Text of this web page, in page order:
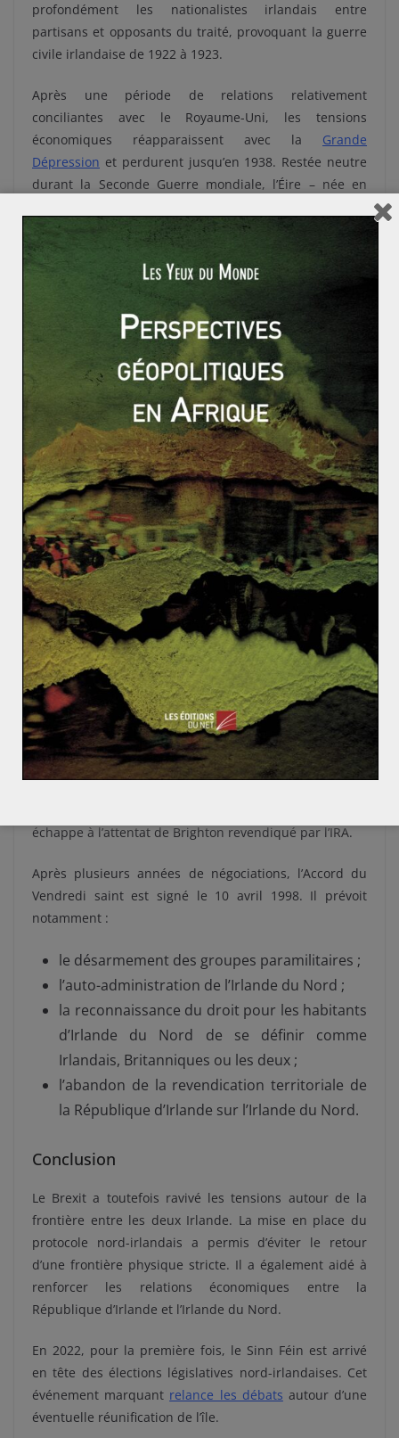
profondément les nationalistes irlandais entre
partisans et opposants du traité, provoquant la guerre
civile irlandaise de 1922 à 1923.
Après une période de relations relativement
conciliantes avec le Royaume-Uni, les tensions
économiques réapparaissent avec la Grande
Dépression et perdurent jusqu’en 1938. Restée neutre
durant la Seconde Guerre mondiale, l’Éire – née en
officiellement une république en 1948 avec le Republic
of Ireland Act et quitte le Commonwealth.
Des « Troubles » aux débats actuels sur la
réunification de l’Irlande (1960 à nos jours)
À la fin des années 1960, les catholiques d’Irlande du
Nord organisent des manifestations pacifiques pour
dénoncer les discriminations religieuses et politiques
dont ils sont victimes. En effet, la majorité protestante
du Nord relègue les républicains et nationalistes
irlandais catholiques au statut de citoyen de seconde
zone. Ils multiplient ainsi les discriminations
économiques, sociales et politiques depuis la scission
du territoire. En août 1969, le déploiement de l’armée
britannique marque le début d’un conflit de trente ans
appelé« The Troubles».
Le 30 janvier 1972, lors du « Bloody Sunday » à Derry,
des soldats britanniques tuent quatorze manifestants
catholiques alors qu’ils protestaient contre une loi
autorisant les arrestations arbitraires. En conséquence,
on assiste à l’intensification du conflit et à la
multiplication des attentats terroristes menés aussi
bien par des groupes républicains que loyalistes.
échappe à l’attentat de Brighton revendiqué par l’IRA.
Après plusieurs années de négociations, l’Accord du
Vendredi saint est signé le 10 avril 1998. Il prévoit
notamment :
le désarmement des groupes paramilitaires ;
l’auto-administration de l’Irlande du Nord ;
la reconnaissance du droit pour les habitants
d’Irlande du Nord de se définir comme
Irlandais, Britanniques ou les deux ;
l’abandon de la revendication territoriale de
la République d’Irlande sur l’Irlande du Nord.
Conclusion
Le Brexit a toutefois ravivé les tensions autour de la
frontière entre les deux Irlande. La mise en place du
protocole nord-irlandais a permis d’éviter le retour
d’une frontière physique stricte. Il a également aidé à
renforcer les relations économiques entre la
République d’Irlande et l’Irlande du Nord.
En 2022, pour la première fois, le Sinn Féin est arrivé
en tête des élections législatives nord-irlandaises. Cet
événement marquant relance les débats autour d’une
éventuelle réunification de l’île.